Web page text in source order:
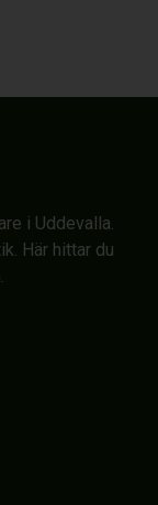
i Uddevalla.
Här hittar du